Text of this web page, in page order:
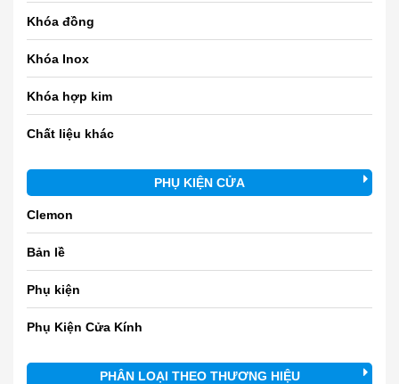
Khóa đồng
Khóa Inox
Khóa hợp kim
Chất liệu khác
PHỤ KIỆN CỬA
Clemon
Bản lề
Phụ kiện
Phụ Kiện Cửa Kính
PHÂN LOẠI THEO THƯƠNG HIỆU